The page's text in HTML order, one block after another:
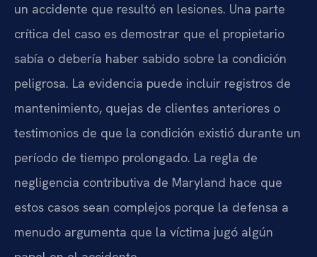
un accidente que resultó en lesiones. Una parte
crítica del caso es demostrar que el propietario
sabía o debería haber sabido sobre la condición
peligrosa. La evidencia puede incluir registros de
mantenimiento, quejas de clientes anteriores o
testimonios de que la condición existió durante un
período de tiempo prolongado. La regla de
negligencia contributiva de Maryland hace que
estos casos sean complejos porque la defensa a
menudo argumenta que la víctima jugó algún